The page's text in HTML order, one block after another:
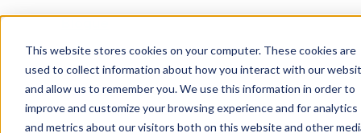
This website stores cookies on your computer. These cookies are
used to collect information about how you interact with our
and allow us to remember you. We use this information in order to
improve and customize your browsing experience and for analytics
and metrics about our visitors both on this website and other
Langue
avec OCPP : un guide pour les équipes de
développement